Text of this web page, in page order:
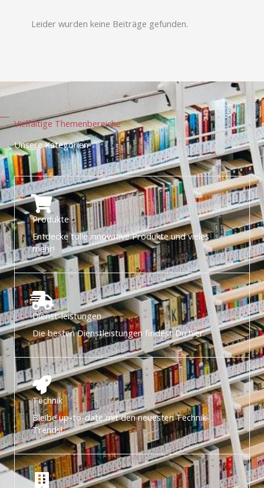
Leider wurden keine Beiträge gefunden.
Vielfältige Themenbereiche
Unsere Kategorien
Produkte
Entdecke tolle innovative Produkte und vieles
mehr!
Dienst-leistungen
Die besten Dienstleistungen findest Du hier.
Technik
Bleibe up-to-date mit den neuesten Technik-
Trends!